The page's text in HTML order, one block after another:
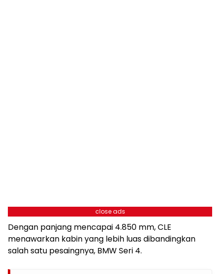
close ads
Dengan panjang mencapai 4.850 mm, CLE
menawarkan kabin yang lebih luas dibandingkan
salah satu pesaingnya, BMW Seri 4.